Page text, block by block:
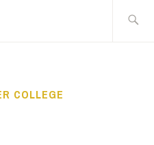
nach:
COLLEGE